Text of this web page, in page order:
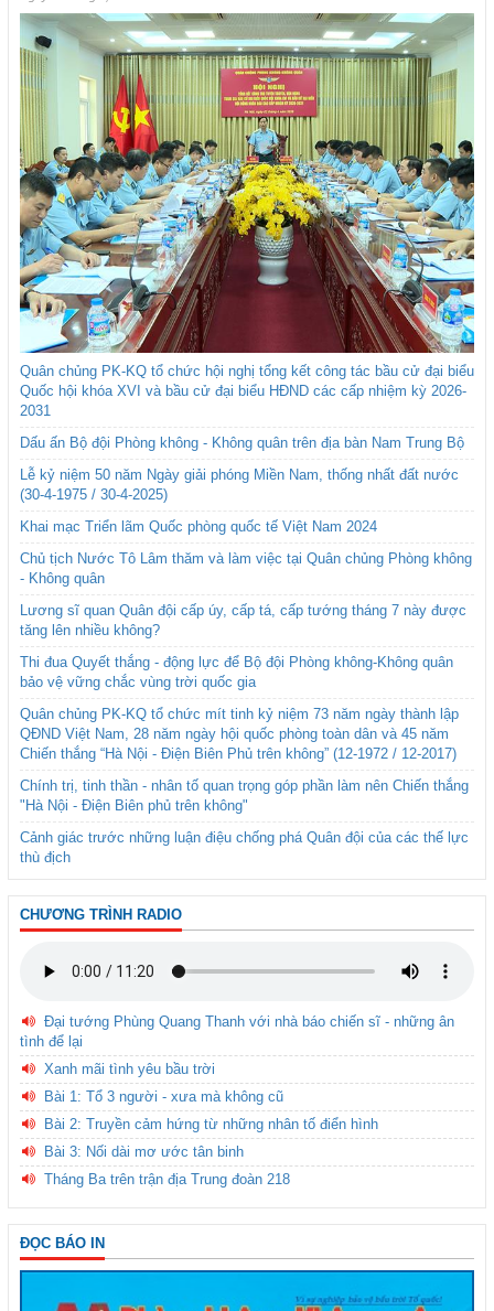
Quân chủng PK-KQ tổ chức hội nghị tổng kết công tác bầu cử đại biểu
Quốc hội khóa XVI và bầu cử đại biểu HĐND các cấp nhiệm kỳ 2026-
2031
Dấu ấn Bộ đội Phòng không - Không quân trên địa bàn Nam Trung Bộ
Lễ kỷ niệm 50 năm Ngày giải phóng Miền Nam, thống nhất đất nước
(30-4-1975 / 30-4-2025)
Khai mạc Triển lãm Quốc phòng quốc tế Việt Nam 2024
Chủ tịch Nước Tô Lâm thăm và làm việc tại Quân chủng Phòng không
- Không quân
Lương sĩ quan Quân đội cấp úy, cấp tá, cấp tướng tháng 7 này được
tăng lên nhiều không?
Thi đua Quyết thắng - động lực để Bộ đội Phòng không-Không quân
bảo vệ vững chắc vùng trời quốc gia
Quân chủng PK-KQ tổ chức mít tinh kỷ niệm 73 năm ngày thành lập
QĐND Việt Nam, 28 năm ngày hội quốc phòng toàn dân và 45 năm
Chiến thắng “Hà Nội - Điện Biên Phủ trên không” (12-1972 / 12-2017)
Chính trị, tinh thần - nhân tố quan trọng góp phần làm nên Chiến thắng
"Hà Nội - Điện Biên phủ trên không"
Cảnh giác trước những luận điệu chống phá Quân đội của các thế lực
thù địch
CHƯƠNG TRÌNH RADIO
Đại tướng Phùng Quang Thanh với nhà báo chiến sĩ - những ân
tình để lại
Xanh mãi tình yêu bầu trời
Bài 1: Tổ 3 người - xưa mà không cũ
Bài 2: Truyền cảm hứng từ những nhân tố điển hình
Bài 3: Nối dài mơ ước tân binh
Tháng Ba trên trận địa Trung đoàn 218
ĐỌC BÁO IN